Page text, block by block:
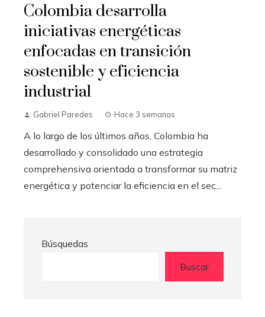
Colombia desarrolla
iniciativas energéticas
enfocadas en transición
sostenible y eficiencia
industrial
Gabriel Paredes Hace 3 semanas
A lo largo de los últimos años, Colombia ha
desarrollado y consolidado una estrategia
comprehensiva orientada a transformar su matriz
energética y potenciar la eficiencia en el sec...
Búsquedas
Buscar